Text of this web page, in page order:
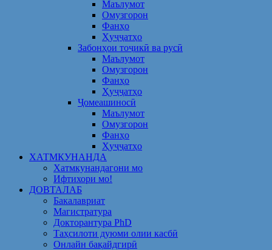
Маълумот
Омузгорон
Фанҳо
Ҳуҷҷатҳо
Забонҳои тоҷикӣ ва русӣ
Маълумот
Омузгорон
Фанҳо
Ҳуҷҷатҳо
Ҷомеашиносӣ
Маълумот
Омузгорон
Фанҳо
Ҳуҷҷатҳо
ХАТМКУНАНДА
Хатмкунандагони мо
Ифтихори мо!
ДОВТАЛАБ
Бакалавриат
Магистратура
Докторантура PhD
Таҳсилоти дуюми олии касбӣ
Онлайн бақайдгирӣ